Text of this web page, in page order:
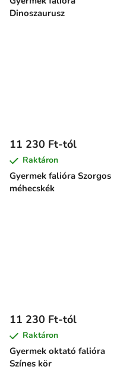
Dinoszaurusz
Gyermek falióra Szorgos
méhecskék
11 230 Ft-tól
Raktáron
Gyermek oktató falióra
Színes kör
11 230 Ft-tól
Raktáron